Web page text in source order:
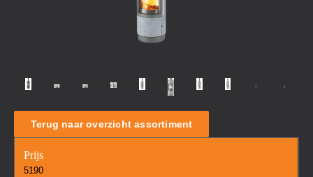
Terug naar overzicht assortiment
Prijs
5190